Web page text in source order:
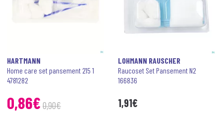
HARTMANN
Home care set pansement 215 1
4781282
0,86€ 0,90€
LOHMANN RAUSCHER
Raucoset Set Pansement N2
166836
1,91€